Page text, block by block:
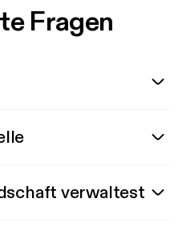
Fragen
verwaltest